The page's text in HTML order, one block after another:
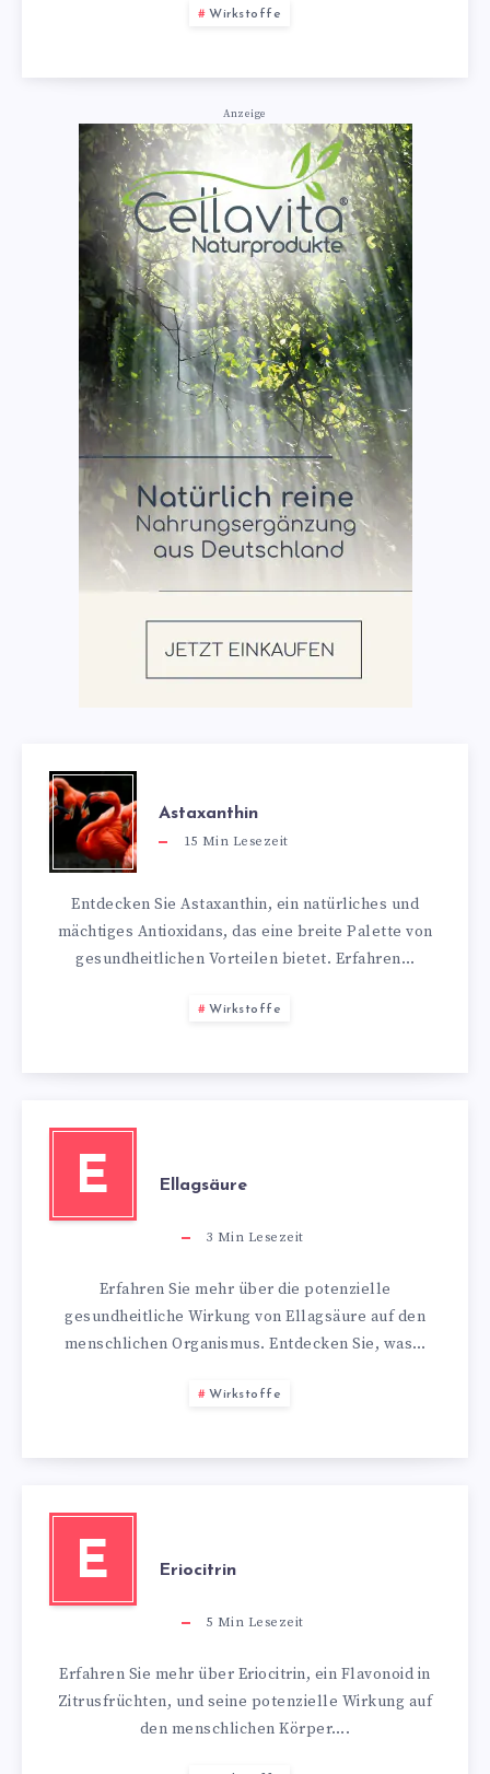
Wirkstoffe
Anzeige
Astaxanthin
15 Min Lesezeit
Entdecken Sie Astaxanthin, ein natürliches und
mächtiges Antioxidans, das eine breite Palette von
gesundheitlichen Vorteilen bietet. Erfahren…
Wirkstoffe
E Ellagsäure
3 Min Lesezeit
Erfahren Sie mehr über die potenzielle
gesundheitliche Wirkung von Ellagsäure auf den
menschlichen Organismus. Entdecken Sie, was…
Wirkstoffe
E Eriocitrin
5 Min Lesezeit
Erfahren Sie mehr über Eriocitrin, ein Flavonoid in
Zitrusfrüchten, und seine potenzielle Wirkung auf
den menschlichen Körper….